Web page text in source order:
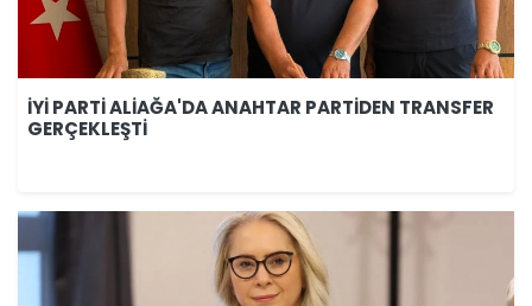
İYİ PARTİ ALİAĞA'DA ANAHTAR PARTİDEN TRANSFER
GERÇEKLEŞTİ